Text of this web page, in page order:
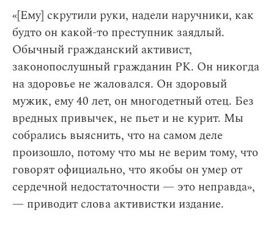
«[Ему] скрутили руки, надели наручники, как
будто он какой-то преступник заядлый.
Обычный гражданский активист,
законопослушный гражданин РК. Он никогда
на здоровье не жаловался. Он здоровый
мужик, ему 40 лет, он многодетный отец. Без
вредных привычек, не пьет и не курит. Мы
собрались выяснить, что на самом деле
произошло, потому что мы не верим тому, что
говорят официально, что якобы он умер от
сердечной недостаточности — это неправда»,
— приводит слова активистки издание.